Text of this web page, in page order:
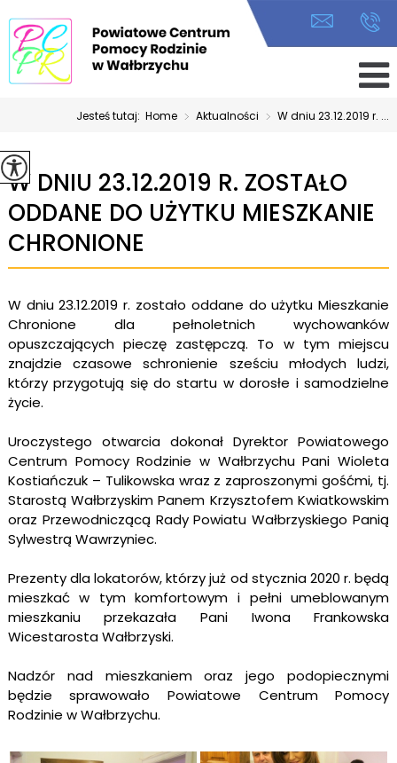
Jesteś tutaj:Home > Aktualności > W dniu 23.12.2019 r. ...
W DNIU 23.12.2019 R. ZOSTAŁO
ODDANE DO UŻYTKU MIESZKANIE
CHRONIONE
W dniu 23.12.2019 r. zostało oddane do użytku Mieszkanie
Chronione dla pełnoletnich wychowanków
opuszczających pieczę zastępczą. To w tym miejscu
znajdzie czasowe schronienie sześciu młodych ludzi,
którzy przygotują się do startu w dorosłe i samodzielne
życie.
Uroczystego otwarcia dokonał Dyrektor Powiatowego
Centrum Pomocy Rodzinie w Wałbrzychu Pani Wioleta
Kostiańczuk – Tulikowska wraz z zaproszonymi gośćmi, tj.
Starostą Wałbrzyskim Panem Krzysztofem Kwiatkowskim
oraz Przewodniczącą Rady Powiatu Wałbrzyskiego Panią
Sylwestrą Wawrzyniec.
Prezenty dla lokatorów, którzy już od stycznia 2020 r. będą
mieszkać w tym komfortowym i pełni umeblowanym
mieszkaniu przekazała Pani Iwona Frankowska
Wicestarosta Wałbrzyski.
Nadzór nad mieszkaniem oraz jego podopiecznymi
będzie sprawowało Powiatowe Centrum Pomocy
Rodzinie w Wałbrzychu.